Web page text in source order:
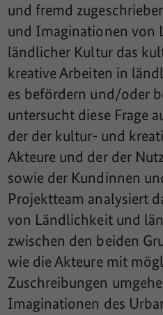
und fremd
und Imaginationen von
ländlicher Kultur das
kreative Arbeiten in
es befördern und/oder
untersucht diese Frage
der der kultur- und
Akteure und der der
sowie der Kundinnen
Projektteam analysiert
von Ländlichkeit und
zwischen den beiden
wie die Akteure mit
Zuschreibungen
Imaginationen des